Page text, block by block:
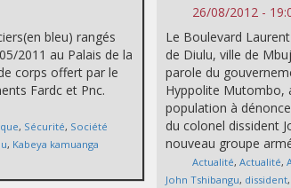
bleu) rangés
2011 au Palais de la
corps offert par le
Fardc et Pnc.
, Sécurité, Société
, Kabeya kamuanga
26/08/2012 -
Le Boulevard
de Diulu, ville de
parole du
Hyppolite Mutombo,
population à
du colonel dissident
nouveau groupe
Actualité,Actualité,
John Tshibangu, dissident,